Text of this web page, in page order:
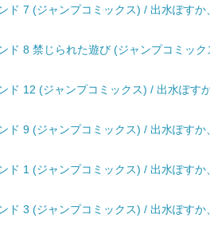
ド 7 (ジャンプコミックス) / 出水ぽす
ド 8 禁じられた遊び (ジャンプコミッ
ド 12 (ジャンプコミックス) / 出水ぽす
ド 9 (ジャンプコミックス) / 出水ぽす
ド 1 (ジャンプコミックス) / 出水ぽす
ド 3 (ジャンプコミックス) / 出水ぽす